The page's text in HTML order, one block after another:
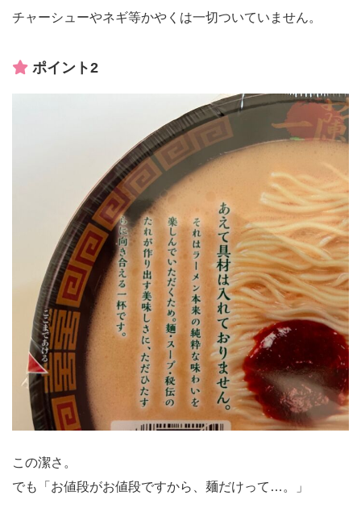
チャーシューやネギ等かやくは一切ついていません。
ポイント2
この潔さ。
でも「お値段がお値段ですから、麺だけって…。」